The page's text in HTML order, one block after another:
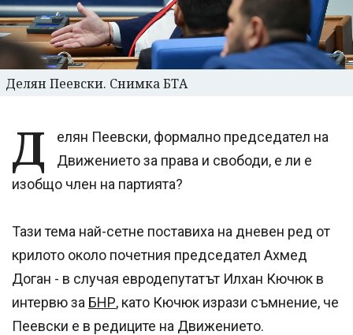
Делян Пеевски. Снимка БТА
Д
елян Пеевски, формално председател на
Движението за права и свободи, е ли е
изобщо член на партията?
Тази тема най-сетне поставиха на дневен ред от
крилото около почетния председател Ахмед
Доган - в случая евродепутатът Илхан Кючюк в
интервю за БНР, като Кючюк изрази съмнение, че
Пеевски е в редиците на Движението.